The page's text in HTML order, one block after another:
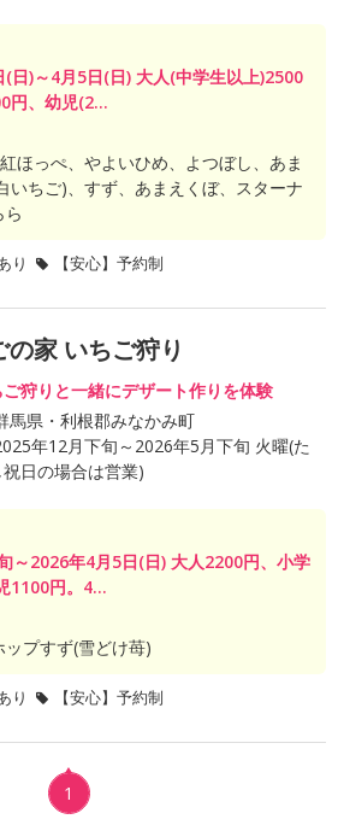
日)～4月5日(日) 大人(中学生以上)2500
円、幼児(2...
ほっぺ、やよいひめ、よつぼし、あま
いちご)、すず、あまえくぼ、スターナ
ら
り 【安心】予約制
家 いちご狩り
ご狩りと一緒にデザート作りを体験
馬県・利根郡みなかみ町
年12月下旬～2026年5月下旬 火曜(た
祝日の場合は営業)
～2026年4月5日(日) 大人2200円、小学
1100円。4...
プすず(雪どけ苺)
り 【安心】予約制
1